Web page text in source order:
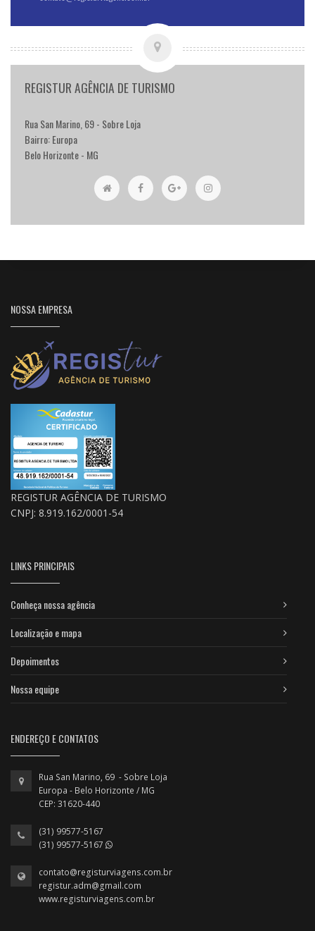
REGISTUR AGÊNCIA DE TURISMO
Rua San Marino, 69 - Sobre Loja
Bairro: Europa
Belo Horizonte - MG
NOSSA EMPRESA
REGISTUR AGÊNCIA DE TURISMO
CNPJ: 8.919.162/0001-54
LINKS PRINCIPAIS
Conheça nossa agência
Localização e mapa
Depoimentos
Nossa equipe
ENDEREÇO E CONTATOS
Rua San Marino, 69 - Sobre Loja
Europa - Belo Horizonte / MG
CEP: 31620-440
(31) 99577-5167
(31) 99577-5167
contato@registurviagens.com.br
registur.adm@gmail.com
www.registurviagens.com.br